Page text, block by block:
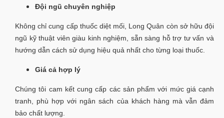
Đội ngũ chuyên nghiệp
Không chỉ cung cấp thuốc diệt mối, Long Quân còn sở hữu đội
ngũ kỹ thuật viên giàu kinh nghiệm, sẵn sàng hỗ trợ tư vấn và
hướng dẫn cách sử dụng hiệu quả nhất cho từng loại thuốc.
Giá cả hợp lý
Chúng tôi cam kết cung cấp các sản phẩm với mức giá cạnh
tranh, phù hợp với ngân sách của khách hàng mà vẫn đảm
bảo chất lượng.